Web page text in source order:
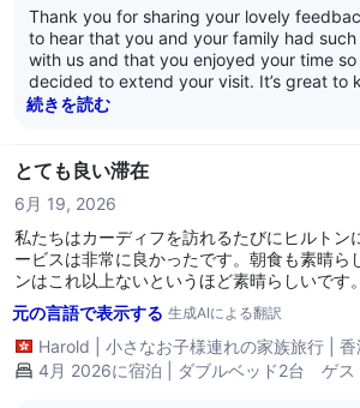
Thank you for sharing your lovely
to hear that you and your family had
with us and that you enjoyed your time
decided to extend your visit. It’s great to know that you
found the hotel clean and comfortable,
experience for our guests is exactly what
appreciate you choosing to stay with us
welcoming you and your family back
Warm regards, Ceri - Guest Relations
続きを読む
とても良い滞在
6月 19, 2026
私たちはカーディフを訪れるたびにヒルトン
ービスは非常に良かったです。朝食も素晴ら
ンはこれ以上ないというほど素晴らしいです。
元の言語で表示する 生成AIによる翻訳
Harold 小さなお子様連れの家族旅行
香
4月 2026に宿泊 | ダブルベッド2台 ゲス